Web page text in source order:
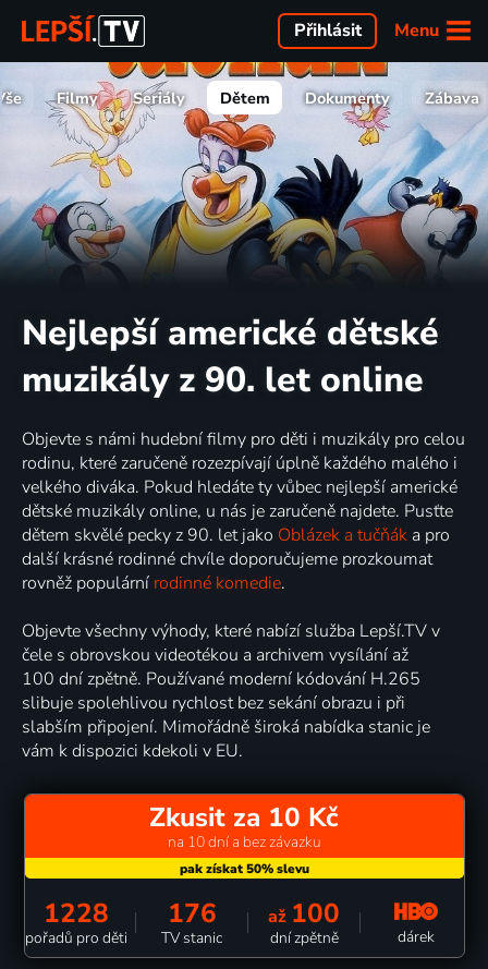
Menu
Přihlásit
Filmy Seriály Dětem Dokumenty Zábava
Nejlepší americké dětské
muzikály z 90. let online
Objevte s námi hudební filmy pro děti i muzikály pro celou
rodinu, které zaručeně rozezpívají úplně každého malého i
velkého diváka. Pokud hledáte ty vůbec nejlepší americké
dětské muzikály online, u nás je zaručeně najdete. Pusťte
dětem skvělé pecky z 90. let jako Oblázek a tučňák a pro
další krásné rodinné chvíle doporučujeme prozkoumat
rovněž populární rodinné komedie.
Objevte všechny výhody, které nabízí služba Lepší.TV v
čele s obrovskou videotékou a archivem vysílání až
100 dní zpětně. Používané moderní kódování H.265
slibuje spolehlivou rychlost bez sekání obrazu i při
slabším připojení. Mimořádně široká nabídka stanic je
vám k dispozici kdekoli v EU.
Zkusit za 10 Kč
na 10 dní a bez závazku
1228
pořadů pro děti
176
TV stanic
až 100
dní zpětně dárek